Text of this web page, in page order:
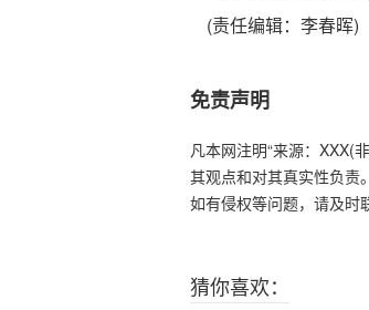
(责任编辑：李春晖)
免责声明
凡本网注明“来源：XXX(
其观点和对其真实性负责。
如有侵权等问题，请及时
猜你喜欢：